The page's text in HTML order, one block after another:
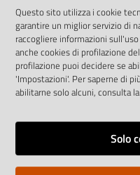
I dati personali pubblicati
previste dalla direttiva
36/2006
Vai alla pagina
Note legali
Questo sito utilizza i cookie
garantire un miglior servizio di
raccogliere informazioni
anche cookies di profilazione
profilazione puoi decidere se
'Impostazioni'. Per saperne di
abilitarne solo alcuni, consulta
Solo